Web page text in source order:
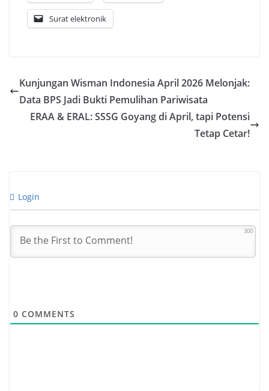
Surat elektronik
Kunjungan Wisman Indonesia April 2026 Melonjak:
Data BPS Jadi Bukti Pemulihan Pariwisata
ERAA & ERAL: SSSG Goyang di April, tapi Potensi
Tetap Cetar!
Login
300
0 COMMENTS